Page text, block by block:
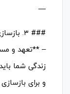
—
### ۳. بازسازی اعتماد با اقدامات عملی
– **تعهد و
زندگی شما
و برای